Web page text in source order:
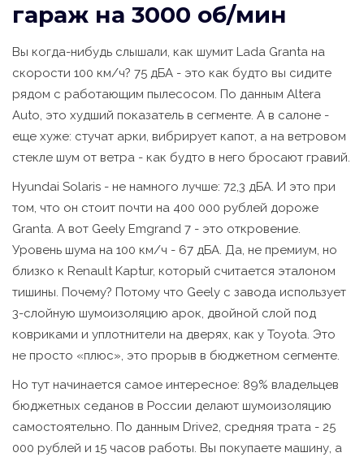
гараж на 3000 об/мин
Вы когда-нибудь слышали, как шумит Lada Granta на
скорости 100 км/ч? 75 дБА - это как будто вы сидите
рядом с работающим пылесосом. По данным Altera
Auto, это худший показатель в сегменте. А в салоне -
еще хуже: стучат арки, вибрирует капот, а на ветровом
стекле шум от ветра - как будто в него бросают гравий.
Hyundai Solaris - не намного лучше: 72,3 дБА. И это при
том, что он стоит почти на 400 000 рублей дороже
Granta. А вот Geely Emgrand 7 - это откровение.
Уровень шума на 100 км/ч - 67 дБА. Да, не премиум, но
близко к Renault Kaptur, который считается эталоном
тишины. Почему? Потому что Geely с завода использует
3-слойную шумоизоляцию арок, двойной слой под
ковриками и уплотнители на дверях, как у Toyota. Это
не просто «плюс», это прорыв в бюджетном сегменте.
Но тут начинается самое интересное: 89% владельцев
бюджетных седанов в России делают шумоизоляцию
самостоятельно. По данным Drive2, средняя трата - 25
000 рублей и 15 часов работы. Вы покупаете машину, а